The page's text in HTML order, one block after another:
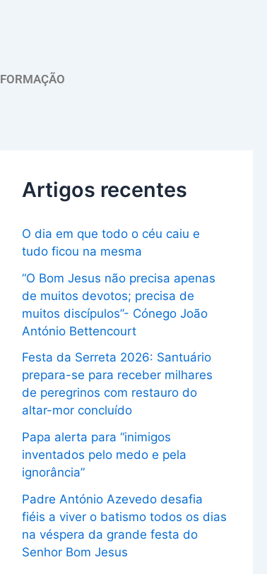
FORMAÇÃO
Artigos recentes
O dia em que todo o céu caiu e
tudo ficou na mesma
“O Bom Jesus não precisa apenas
de muitos devotos; precisa de
muitos discípulos”- Cónego João
António Bettencourt
Festa da Serreta 2026: Santuário
prepara-se para receber milhares
de peregrinos com restauro do
altar-mor concluído
Papa alerta para “inimigos
inventados pelo medo e pela
ignorância”
Padre António Azevedo desafia
fiéis a viver o batismo todos os dias
na véspera da grande festa do
Senhor Bom Jesus
u